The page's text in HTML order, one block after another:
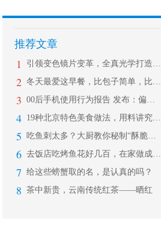
推荐文章
1 引领变色镜片变革，全真光学打造时尚新
2 冬天最爱这早餐，比包子简单，比油条好
3 00后手机使用行为报告 发布：偏爱古
4 19种北京特色美食做法，用料讲究、制
5 吃鱼刺太多？大厨教你秘制“酥脆鱼”，
6 去饭店吃烤鱼花好几百，在家做成本不到
7 给这些螃蟹取的名，是认真的吗？
8 茶中新贵，云南传统红茶——晒红